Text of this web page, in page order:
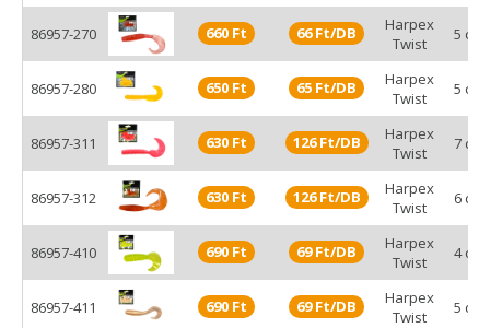
86957-270 660 Ft 66 Ft/DB
Harpex
Twist
5 cm
86957-280 650 Ft 65 Ft/DB
Harpex
Twist
5 cm
86957-311 630 Ft 126 Ft/DB
Harpex
Twist
7 cm
86957-312 630 Ft 126 Ft/DB
Harpex
Twist
6 cm
86957-410 690 Ft 69 Ft/DB
Harpex
Twist
4 cm
86957-411 690 Ft 69 Ft/DB
Harpex
Twist
5 cm